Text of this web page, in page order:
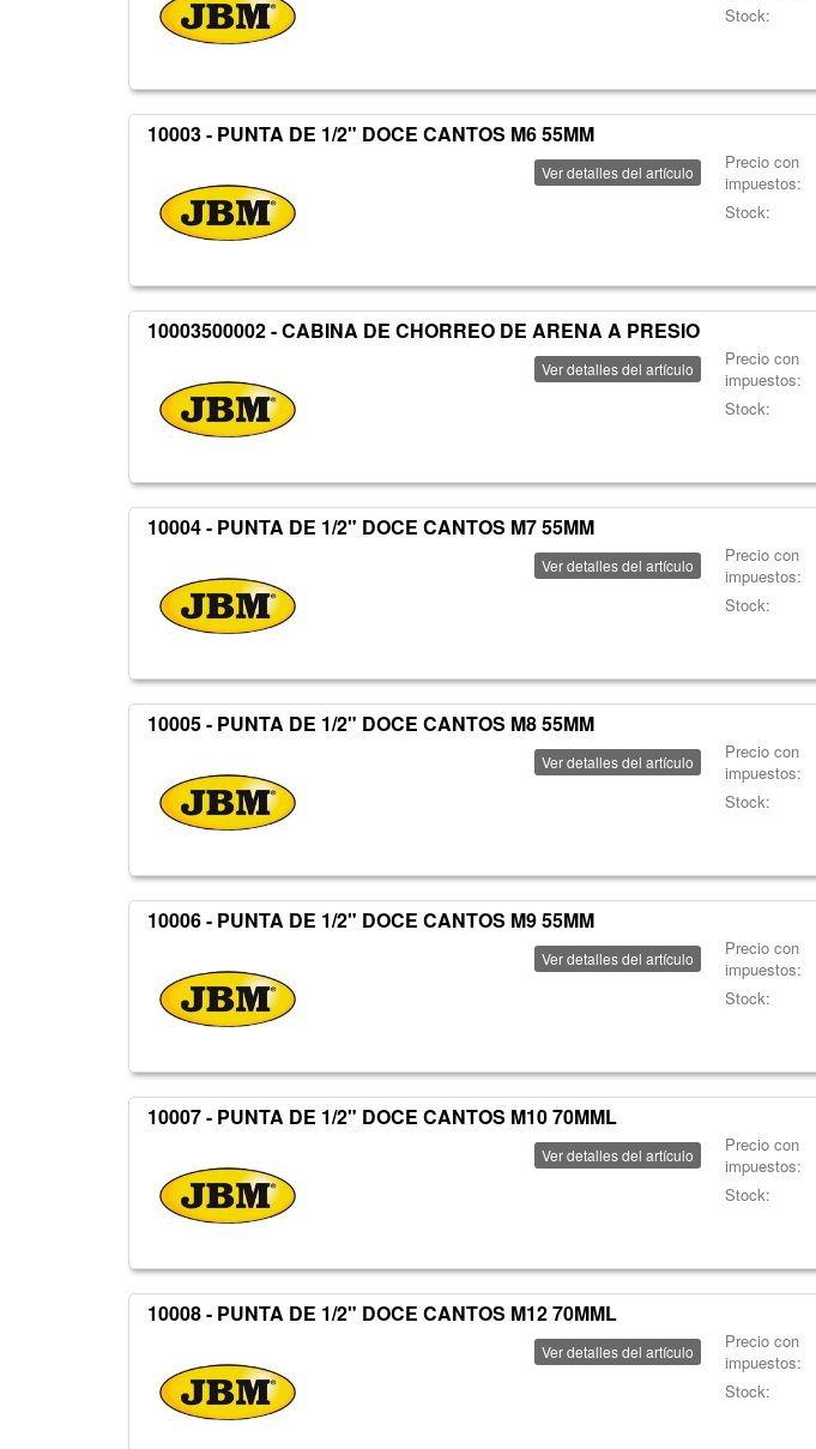
Stock:
10003 - PUNTA DE 1/2" DOCE CANTOS M6 55MM
Ver detalles del artículo
Precio con
impuestos:
Stock:
10003500002 - CABINA DE CHORREO DE ARENA A PRESIO
Ver detalles del artículo
Precio con
impuestos:
Stock:
10004 - PUNTA DE 1/2" DOCE CANTOS M7 55MM
Ver detalles del artículo
Precio con
impuestos:
Stock:
10005 - PUNTA DE 1/2" DOCE CANTOS M8 55MM
Ver detalles del artículo
Precio con
impuestos:
Stock:
10006 - PUNTA DE 1/2" DOCE CANTOS M9 55MM
Ver detalles del artículo
Precio con
impuestos:
Stock:
10007 - PUNTA DE 1/2" DOCE CANTOS M10 70MML
Ver detalles del artículo
Precio con
impuestos:
Stock:
10008 - PUNTA DE 1/2" DOCE CANTOS M12 70MML
Ver detalles del artículo
Precio con
impuestos:
Stock: